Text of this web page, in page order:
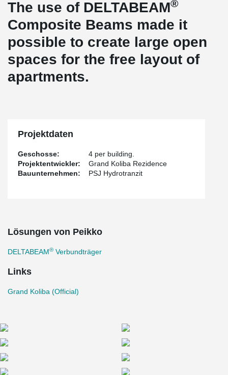
The use of DELTABEAM®
Composite Beams made it
possible to create large open
spaces for the free layout of
apartments.
Projektdaten
Geschosse:
4 per building.
Projektentwickler:
Grand Koliba Rezidence
Bauunternehmen:
PSJ Hydrotranzit
Lösungen von Peikko
DELTABEAM® Verbundträger
Links
Grand Koliba (Official)